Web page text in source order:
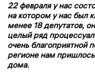
22 февраля у нас
на котором у нас был
менее 18 депутатов,
целый ряд
очень благоприятной
регионе нам
дома.